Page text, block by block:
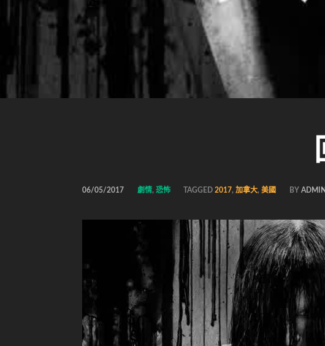
06/05/2017 劇情, 恐怖 TAGGED2017, 加拿大,美國 BY ADMIN